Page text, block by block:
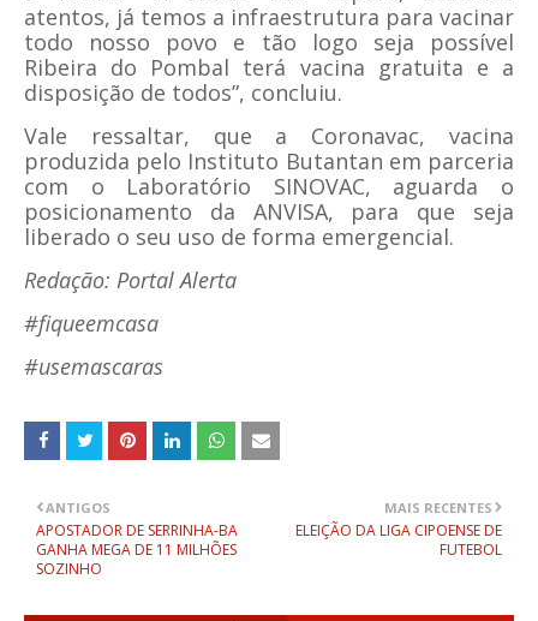
atentos, já temos a infraestrutura para vacinar
todo nosso povo e tão logo seja possível
Ribeira do Pombal terá vacina gratuita e a
disposição de todos”, concluiu.
Vale ressaltar, que a Coronavac, vacina
produzida pelo Instituto Butantan em parceria
com o Laboratório SINOVAC, aguarda o
posicionamento da ANVISA, para que seja
liberado o seu uso de forma emergencial.
Redação: Portal Alerta
#fiqueemcasa
#usemascaras
MAIS RECENTES
ELEIÇÃO DA LIGA CIPOENSE DE
FUTEBOL
ANTIGOS
APOSTADOR DE SERRINHA-BA
GANHA MEGA DE 11 MILHÕES
SOZINHO